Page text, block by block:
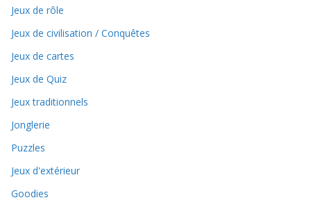
Jeux de rôle
Jeux de civilisation / Conquêtes
Jeux de cartes
Jeux de Quiz
Jeux traditionnels
Jonglerie
Puzzles
Jeux d'extérieur
Goodies